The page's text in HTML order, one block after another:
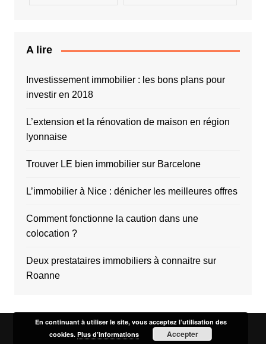
A lire
Investissement immobilier : les bons plans pour
investir en 2018
L’extension et la rénovation de maison en région
lyonnaise
Trouver LE bien immobilier sur Barcelone
L’immobilier à Nice : dénicher les meilleures offres
Comment fonctionne la caution dans une
colocation ?
Deux prestataires immobiliers à connaitre sur
Roanne
En continuant à utiliser le site, vous acceptez l’utilisation des
cookies.Plus d’informations Accepter